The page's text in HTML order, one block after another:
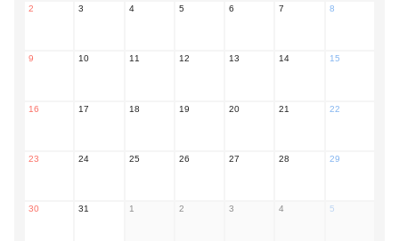
2 3 4 5 6 7 8
9 10 11 12 13 14 15
16 17 18 19 20 21 22
23 24 25 26 27 28 29
30 31 1 2 3 4 5